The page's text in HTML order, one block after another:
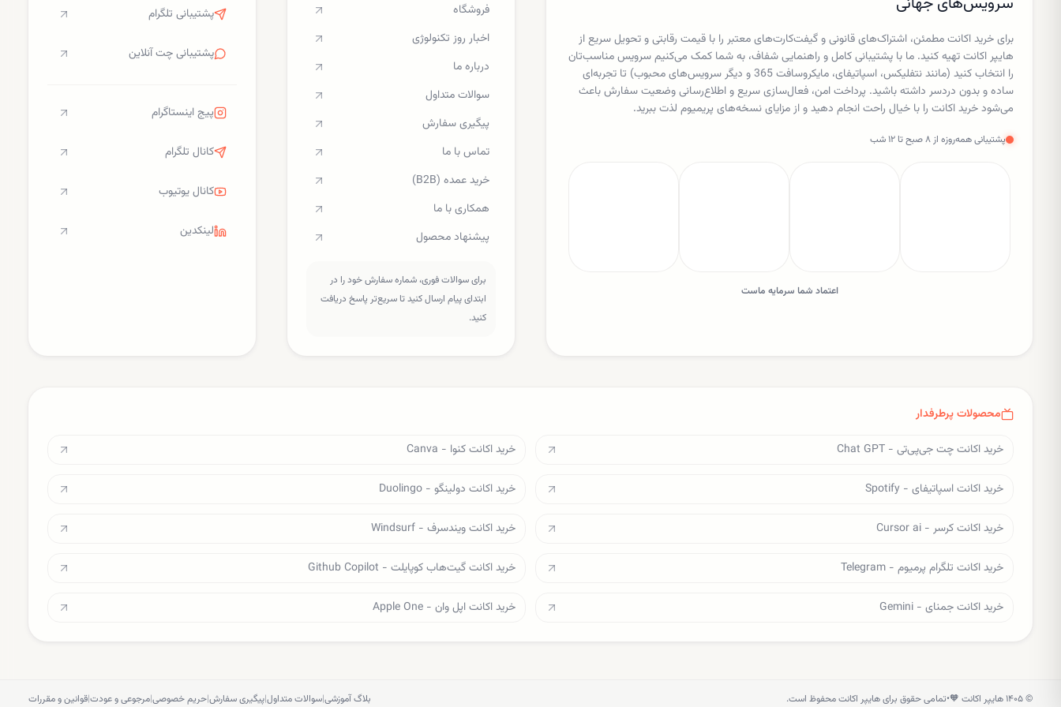
برای خرید اکانت مطمئن، اشتراک‌های قانونی و گیفت‌کارت‌های معتبر را با قیمت رقابتی و تحویل سریع از
هایپر اکانت تهیه کنید. ما با پشتیبانی کامل و راهنمایی شفاف، به شما کمک می‌کنیم سرویس مناسب‌تان
را انتخاب کنید (مانند نتفلیکس، اسپاتیفای، مایکروسافت 365 و دیگر سرویس‌های محبوب) تا تجربه‌ای
ساده و بدون دردسر داشته باشید. پرداخت امن، فعال‌سازی سریع و اطلاع‌رسانی وضعیت سفارش باعث
می‌شود خرید اکانت را با خیال راحت انجام دهید و از مزایای نسخه‌های پریمیوم لذت ببرید.
پشتیبانی همه‌روزه از ۸ صبح تا ۱۲ شب
اعتماد شما سرمایه ماست
فروشگاه
اخبار روز تکنولوژی
درباره ما
سوالات متداول
پیگیری سفارش
تماس با ما
خرید عمده (B2B)
همکاری با ما
پیشنهاد محصول
برای سوالات فوری، شماره سفارش خود را در
ابتدای پیام ارسال کنید تا سریع‌تر پاسخ دریافت
کنید.
پشتیبانی تلگرام
پشتیبانی چت آنلاین
پیج اینستاگرام
کانال تلگرام
کانال یوتیوب
لینکدین
محصولات پرطرفدار
خرید اکانت چت جی‌پی‌تی - Chat GPT خرید اکانت کنوا - Canva
خرید اکانت اسپاتیفای - Spotify خرید اکانت دولینگو - Duolingo
خرید اکانت کرسر - Cursor ai خرید اکانت ویندسرف - Windsurf
خرید اکانت تلگرام پرمیوم - Telegram خرید اکانت گیت‌هاب کوپایلت - Github Copilot
خرید اکانت جمنای - Gemini خرید اکانت اپل وان - Apple One
©۱۴۰۵هایپر اکانت 🧡•تمامی حقوق برای هایپر اکانت محفوظ است. بلاگ آموزشی|سوالات متداول|پیگیری سفارش|حریم خصوصی|مرجوعی و عودت|قوانین و مقررات